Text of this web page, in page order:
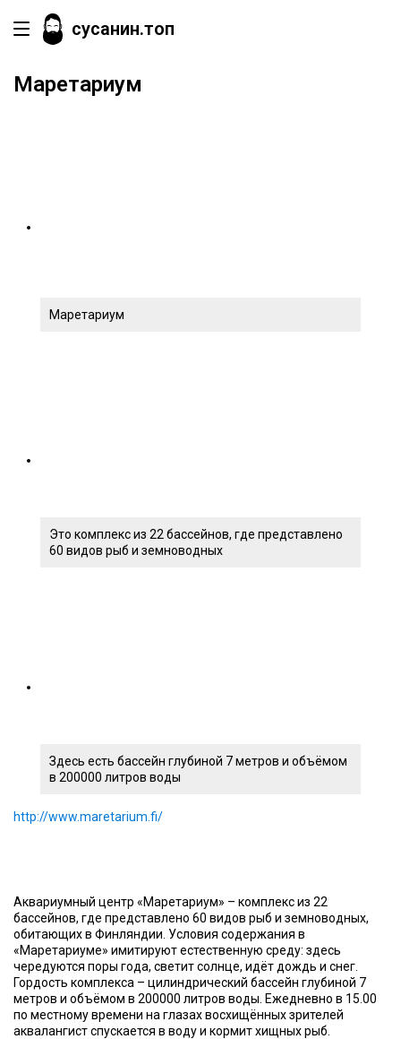
сусанин.топ
Маретариум
Маретариум
Это комплекс из 22 бассейнов, где представлено
60 видов рыб и земноводных
Здесь есть бассейн глубиной 7 метров и объёмом
в 200000 литров воды
http://www.maretarium.fi/
Аквариумный центр «Маретариум» – комплекс из 22
бассейнов, где представлено 60 видов рыб и земноводных,
обитающих в Финляндии. Условия содержания в
«Маретариуме» имитируют естественную среду: здесь
чередуются поры года, светит солнце, идёт дождь и снег.
Гордость комплекса – цилиндрический бассейн глубиной 7
метров и объёмом в 200000 литров воды. Ежедневно в 15.00
по местному времени на глазах восхищённых зрителей
аквалангист спускается в воду и кормит хищных рыб.